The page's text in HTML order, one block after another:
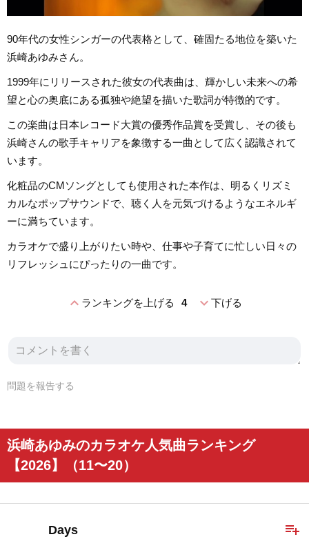
90年代の女性シンガーの代表格として、確固たる地位を築いた
浜崎あゆみさん。
1999年にリリースされた彼女の代表曲は、輝かしい未来への希
望と心の奥底にある孤独や絶望を描いた歌詞が特徴的です。
この楽曲は日本レコード大賞の優秀作品賞を受賞し、その後も
浜崎さんの歌手キャリアを象徴する一曲として広く認識されて
います。
化粧品のCMソングとしても使用された本作は、明るくリズミ
カルなポップサウンドで、聴く人を元気づけるようなエネルギ
ーに満ちています。
カラオケで盛り上がりたい時や、仕事や子育てに忙しい日々の
リフレッシュにぴったりの一曲です。
expand_lessランキングを上げる 4 expand_more下げる
問題を報告する
浜崎あゆみのカラオケ人気曲ランキング
【2026】（11〜20）
playlist_add
Days